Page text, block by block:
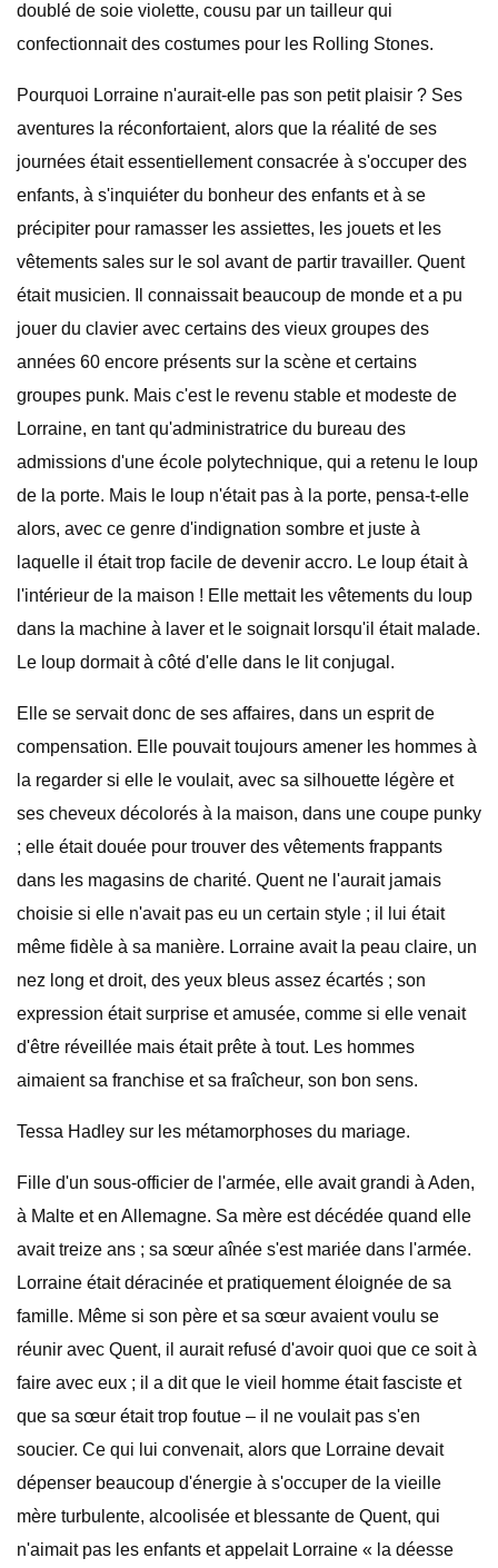
doublé de soie violette, cousu par un tailleur qui
confectionnait des costumes pour les Rolling Stones.
Pourquoi Lorraine n'aurait-elle pas son petit plaisir ? Ses
aventures la réconfortaient, alors que la réalité de ses
journées était essentiellement consacrée à s'occuper des
enfants, à s'inquiéter du bonheur des enfants et à se
précipiter pour ramasser les assiettes, les jouets et les
vêtements sales sur le sol avant de partir travailler. Quent
était musicien. Il connaissait beaucoup de monde et a pu
jouer du clavier avec certains des vieux groupes des
années 60 encore présents sur la scène et certains
groupes punk. Mais c'est le revenu stable et modeste de
Lorraine, en tant qu'administratrice du bureau des
admissions d'une école polytechnique, qui a retenu le loup
de la porte. Mais le loup n'était pas à la porte, pensa-t-elle
alors, avec ce genre d'indignation sombre et juste à
laquelle il était trop facile de devenir accro. Le loup était à
l'intérieur de la maison ! Elle mettait les vêtements du loup
dans la machine à laver et le soignait lorsqu'il était malade.
Le loup dormait à côté d'elle dans le lit conjugal.
Elle se servait donc de ses affaires, dans un esprit de
compensation. Elle pouvait toujours amener les hommes à
la regarder si elle le voulait, avec sa silhouette légère et
ses cheveux décolorés à la maison, dans une coupe punky
; elle était douée pour trouver des vêtements frappants
dans les magasins de charité. Quent ne l'aurait jamais
choisie si elle n'avait pas eu un certain style ; il lui était
même fidèle à sa manière. Lorraine avait la peau claire, un
nez long et droit, des yeux bleus assez écartés ; son
expression était surprise et amusée, comme si elle venait
d'être réveillée mais était prête à tout. Les hommes
aimaient sa franchise et sa fraîcheur, son bon sens.
Tessa Hadley sur les métamorphoses du mariage.
Fille d'un sous-officier de l'armée, elle avait grandi à Aden,
à Malte et en Allemagne. Sa mère est décédée quand elle
avait treize ans ; sa sœur aînée s'est mariée dans l'armée.
Lorraine était déracinée et pratiquement éloignée de sa
famille. Même si son père et sa sœur avaient voulu se
réunir avec Quent, il aurait refusé d'avoir quoi que ce soit à
faire avec eux ; il a dit que le vieil homme était fasciste et
que sa sœur était trop foutue – il ne voulait pas s'en
soucier. Ce qui lui convenait, alors que Lorraine devait
dépenser beaucoup d'énergie à s'occuper de la vieille
mère turbulente, alcoolisée et blessante de Quent, qui
n'aimait pas les enfants et appelait Lorraine « la déesse